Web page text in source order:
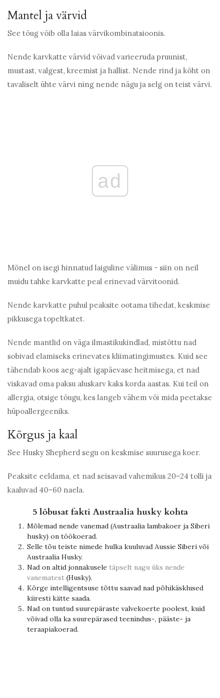
Mantel ja värvid
See tõug võib olla laias värvikombinatsioonis.
Nende karvkatte värvid võivad varieeruda pruunist,
mustast, valgest, kreemist ja hallist. Nende rind ja kõht on
tavaliselt ühte värvi ning nende nägu ja selg on teist värvi.
ad
Mõnel on isegi hinnatud laiguline välimus - siin on neil
muidu tahke karvkatte peal erinevad värvitoonid.
Nende karvkatte puhul peaksite ootama tihedat, keskmise
pikkusega topeltkatet.
Nende mantlid on väga ilmastikukindlad, mistõttu nad
sobivad elamiseks erinevates kliimatingimustes. Kuid see
tähendab koos aeg-ajalt igapäevase heitmisega, et nad
viskavad oma paksu aluskarv kaks korda aastas. Kui teil on
allergia, otsige tõugu, kes langeb vähem või mida peetakse
hüpoallergeeniks.
Kõrgus ja kaal
See Husky Shepherd segu on keskmise suurusega koer.
Peaksite eeldama, et nad seisavad vahemikus 20–24 tolli ja
kaaluvad 40–60 naela.
5 lõbusat fakti Austraalia husky kohta
Mõlemad nende vanemad (Austraalia lambakoer ja Siberi
husky) on töökoerad.
Selle tõu teiste nimede hulka kuuluvad Aussie Siberi või
Austraalia Husky.
Nad on altid jonnakusele täpselt nagu üks nende
vanematest (Husky).
Kõrge intelligentsuse tõttu saavad nad põhikäsklused
kiiresti kätte saada.
Nad on tuntud suurepäraste valvekoerte poolest, kuid
võivad olla ka suurepärased teenindus-, pääste- ja
teraapiakoerad.